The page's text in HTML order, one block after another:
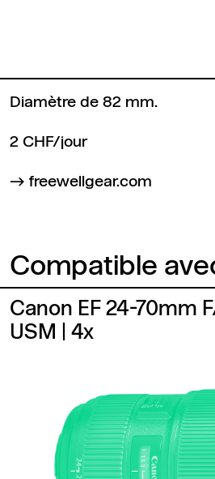
Diamètre de 82 mm.
2 CHF/jour
freewellgear.com
Compatible
Canon EF 24-70mm
USM
| 4x